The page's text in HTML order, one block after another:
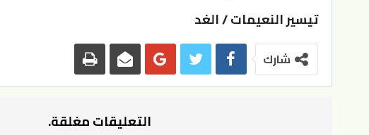
تيسير النعيمات / الغد
شارك
التعليقات مغلقة.